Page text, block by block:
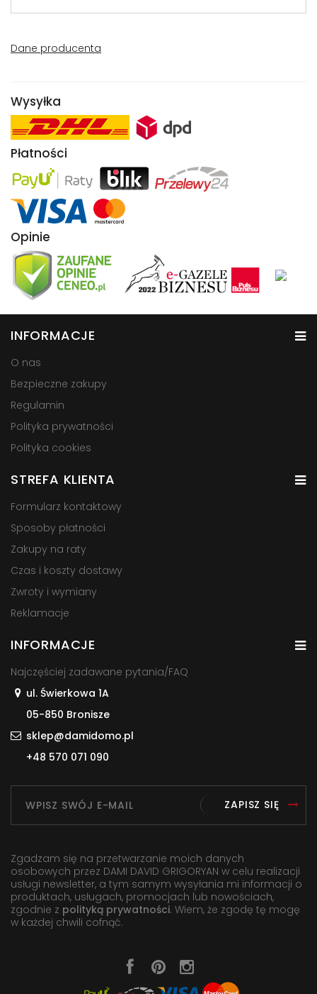
Dane producenta
Wysyłka
Płatności
Opinie
INFORMACJE
O nas
Bezpieczne zakupy
Regulamin
Polityka prywatności
Polityka cookies
STREFA KLIENTA
Formularz kontaktowy
Sposoby płatności
Zakupy na raty
Czas i koszty dostawy
Zwroty i wymiany
Reklamacje
INFORMACJE
Najczęściej zadawane pytania/FAQ
ul. Świerkowa 1A
05-850 Bronisze
sklep@damidomo.pl
+48 570 071 090
ZAPISZ SIĘ
Zgadzam się na przetwarzanie moich danych
osobowych przez DAMI DAVID GRIGORYAN w celu realizacji
usługi newsletter, a tym samym wysyłania mi informacji o
produktach, usługach, promocjach lub nowościach,
zgodnie z polityką prywatności. Wiem, że zgodę tę mogę
w każdej chwili cofnąć.